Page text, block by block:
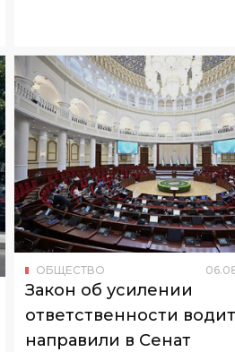
ОБЩЕСТВО 06.
Закон об усилении
ответственности
направили в Сенат